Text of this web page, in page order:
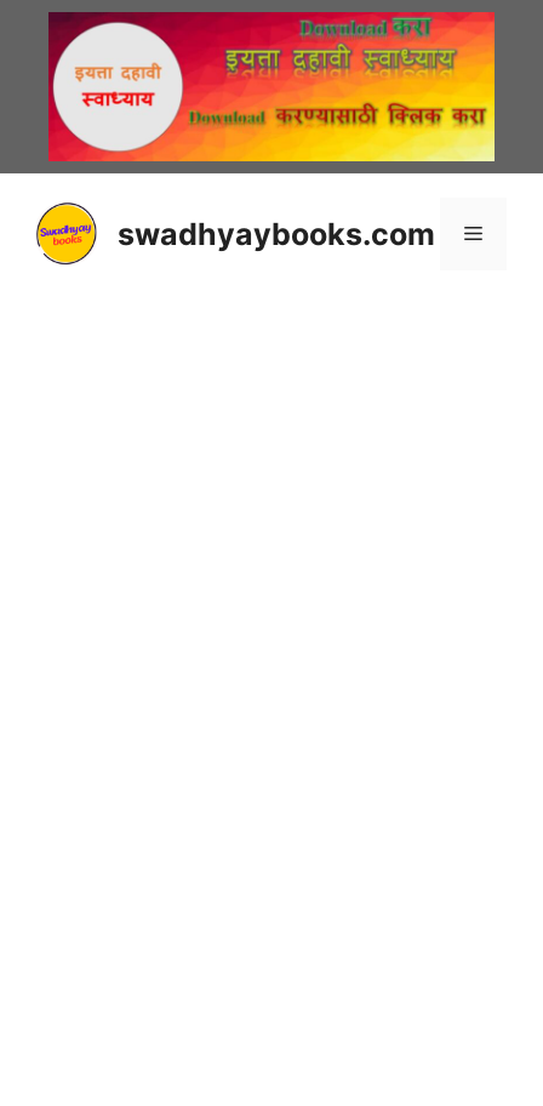
content
swadhyaybooks.com Menu